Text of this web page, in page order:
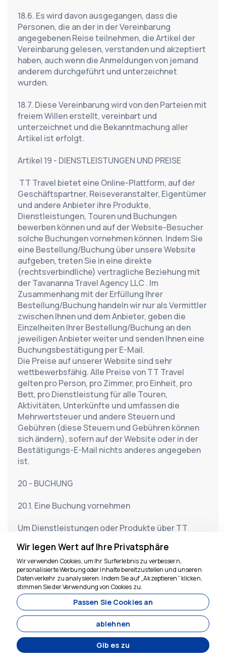
18.6. Es wird davon ausgegangen, dass die
Personen, die an der in der Vereinbarung
angegebenen Reise teilnehmen, die Artikel der
Vereinbarung gelesen, verstanden und akzeptiert
haben, auch wenn die Anmeldungen von jemand
anderem durchgeführt und unterzeichnet
wurden.
18.7. Diese Vereinbarung wird von den Parteien mit
freiem Willen erstellt, vereinbart und
unterzeichnet und die Bekanntmachung aller
Artikel ist erfolgt.
Artikel 19 - DIENSTLEISTUNGEN UND PREISE
TT Travel bietet eine Online-Plattform, auf der
Geschäftspartner, Reiseveranstalter, Eigentümer
und andere Anbieter ihre Produkte,
Dienstleistungen, Touren und Buchungen
bewerben können und auf der Website-Besucher
solche Buchungen vornehmen können. Indem Sie
eine Bestellung/Buchung über unsere Website
aufgeben, treten Sie in eine direkte
(rechtsverbindliche) vertragliche Beziehung mit
der Tavananna Travel Agency LLC . Im
Zusammenhang mit der Erfüllung Ihrer
Bestellung/Buchung handeln wir nur als Vermittler
zwischen Ihnen und dem Anbieter, geben die
Einzelheiten Ihrer Bestellung/Buchung an den
jeweiligen Anbieter weiter und senden Ihnen eine
Buchungsbestätigung per E-Mail.
Die Preise auf unserer Website sind sehr
wettbewerbsfähig. Alle Preise von TT Travel
gelten pro Person, pro Zimmer, pro Einheit, pro
Bett, pro Dienstleistung für alle Touren,
Aktivitäten, Unterkünfte und umfassen die
Mehrwertsteuer und andere Steuern und
Gebühren (diese Steuern und Gebühren können
sich ändern), sofern auf der Website oder in der
Bestätigungs-E-Mail nichts anderes angegeben
ist.
20 - BUCHUNG
20.1. Eine Buchung vornehmen
Um Dienstleistungen oder Produkte über TT
Optionen mithilfe der Suchmaschine auf der
Website finden.
Durch die Auftrags-/Buchungserteilung gemäß
der Zahlungsrichtlinie für jedes Produkt: Für die
sofortige Bestätigung der Bestellung/Buchung
ist eine Vorauszahlung erforderlich;
B ). Die Zahlung der Servicegebühr ist
erforderlich, damit TT TRAVEL Ihnen Unterkünfte,
medizinische Touren, MICE-Dienste,
Wir legen Wert auf Ihre Privatsphäre
Wir verwenden Cookies, um Ihr Surferlebnis zu verbessern,
personalisierte Werbung oder Inhalte bereitzustellen und unseren
Datenverkehr zu analysieren. Indem Sie auf „Akzeptieren“ klicken,
stimmen Sie der Verwendung von Cookies zu.
Passen Sie Cookies an
ablehnen
Gib es zu
Wir sind für Sie da